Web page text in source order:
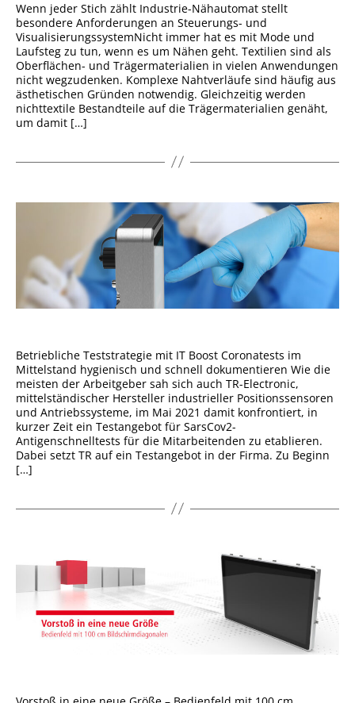
Wenn jeder Stich zählt Industrie-Nähautomat stellt
besondere Anforderungen an Steuerungs- und
VisualisierungssystemNicht immer hat es mit Mode und
Laufsteg zu tun, wenn es um Nähen geht. Textilien sind als
Oberflächen- und Trägermaterialien in vielen Anwendungen
nicht wegzudenken. Komplexe Nahtverläufe sind häufig aus
ästhetischen Gründen notwendig. Gleichzeitig werden
nichttextile Bestandteile auf die Trägermaterialien genäht,
um damit […]
Betriebliche Teststrategie mit IT Boost Coronatests im
Mittelstand hygienisch und schnell dokumentieren Wie die
meisten der Arbeitgeber sah sich auch TR-Electronic,
mittelständischer Hersteller industrieller Positionssensoren
und Antriebssysteme, im Mai 2021 damit konfrontiert, in
kurzer Zeit ein Testangebot für SarsCov2-
Antigenschnelltests für die Mitarbeitenden zu etablieren.
Dabei setzt TR auf ein Testangebot in der Firma. Zu Beginn
[…]